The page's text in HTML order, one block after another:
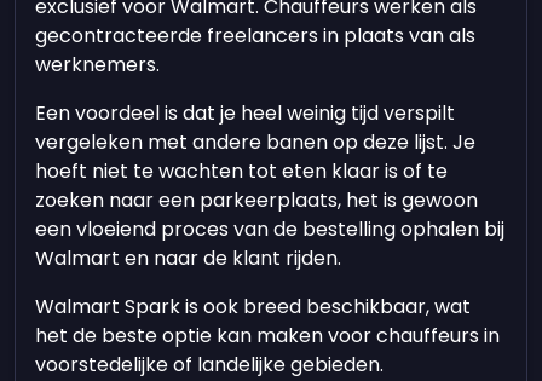
exclusief voor Walmart. Chauffeurs werken als
gecontracteerde freelancers in plaats van als
werknemers.
Een voordeel is dat je heel weinig tijd verspilt
vergeleken met andere banen op deze lijst. Je
hoeft niet te wachten tot eten klaar is of te
zoeken naar een parkeerplaats, het is gewoon
een vloeiend proces van de bestelling ophalen bij
Walmart en naar de klant rijden.
Walmart Spark is ook breed beschikbaar, wat
het de beste optie kan maken voor chauffeurs in
voorstedelijke of landelijke gebieden.